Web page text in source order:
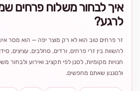
איך לבחור משלוח פרחים
לרגע?
זר פרחים טוב הוא לא רק מוצר יפה — הוא מסר
להשוות בין זרי פרחים, ורדים, סחלבים, עציצים,
חנויות מקומיות, לסנן לפי תקציב ואירוע ולבחור
ולסגנון שאתם מחפשים.